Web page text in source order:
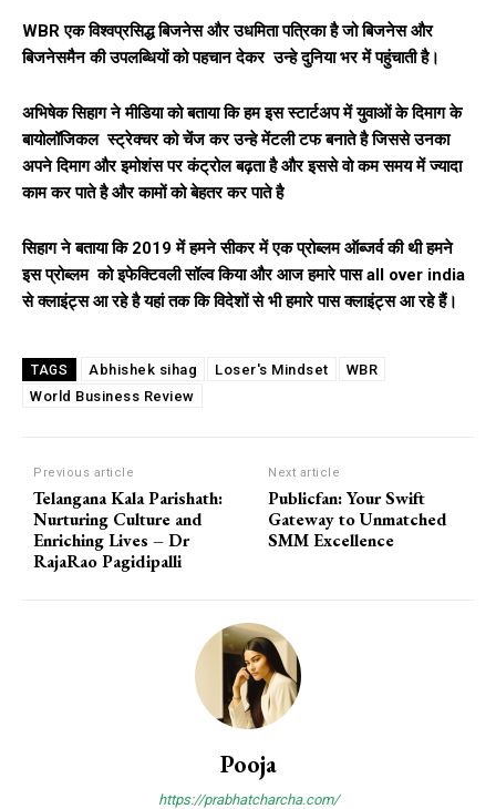
WBR एक विश्वप्रसिद्ध बिजनेस और उधमिता पत्रिका है जो बिजनेस और
बिजनेसमैन की उपलब्धियों को पहचान देकर उन्हे दुनिया भर में पहुंचाती है।
अभिषेक सिहागने मीडिया को बताया कि हम इस स्टार्टअप में युवाओं के दिमाग के
बायोलॉजिकल स्ट्रेक्चर को चेंज कर उन्हे मेंटली टफ बनाते है जिससे उनका
अपने दिमाग और इमोशंस पर कंट्रोल बढ़ता है और इससे वो कम समय में ज्यादा
काम कर पाते है और कामों को बेहतर कर पाते है
सिहाग ने बताया कि 2019 में हमने सीकर में एक प्रोब्लम ऑब्जर्व की थी हमने
इस प्रोब्लम को इफेक्टिवली सॉल्व किया और आज हमारे पास all over india
से क्लाइंट्स आ रहे है यहां तक कि विदेशों से भी हमारे पास क्लाइंट्स आ रहे हैं।
TAGS Abhishek sihag Loser's Mindset
WBR
World Business Review
Previous article
Telangana Kala Parishath:
Nurturing Culture and
Enriching Lives – Dr
RajaRao Pagidipalli
Next article
Publicfan: Your Swift
Gateway to Unmatched
SMM Excellence
Pooja
https://prabhatcharcha.com/